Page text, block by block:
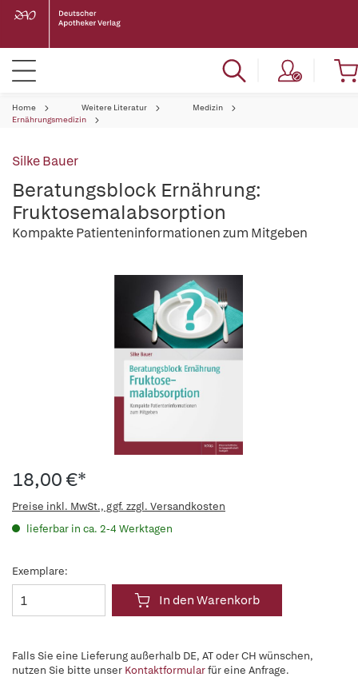
Home Weitere Literatur
Medizin
Ernährungsmedizin
Silke Bauer
Beratungsblock Ernährung:
Fruktosemalabsorption
Kompakte Patienteninformationen zum Mitgeben
18,00 €*
Preise inkl. MwSt., ggf. zzgl. Versandkosten
lieferbar in ca. 2-4 Werktagen
Exemplare:
In den Warenkorb
Falls Sie eine Lieferung außerhalb DE, AT oder CH wünschen,
nutzen Sie bitte unser Kontaktformularfür eine Anfrage.